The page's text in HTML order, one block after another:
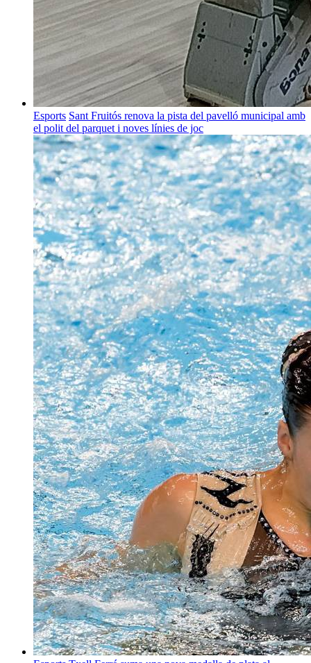
Esports Sant Fruitós renova la pista del pavelló municipal amb
el polit del parquet i noves línies de joc